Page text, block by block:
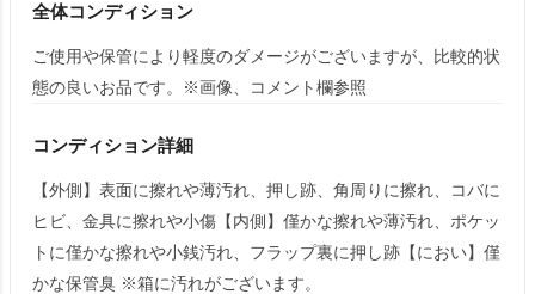
全体コンディション
ご使用や保管により軽度のダメージがございますが、比較的状
態の良いお品です。※画像、コメント欄参照
コンディション詳細
【外側】表面に擦れや薄汚れ、押し跡、角周りに擦れ、コバに
ヒビ、金具に擦れや小傷【内側】僅かな擦れや薄汚れ、ポケッ
トに僅かな擦れや小銭汚れ、フラップ裏に押し跡【におい】僅
かな保管臭 ※箱に汚れがございます。